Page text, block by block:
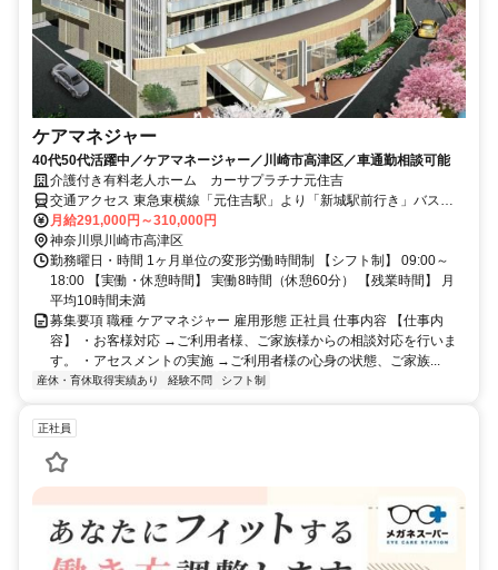
ケアマネジャー
40代50代活躍中／ケアマネージャー／川崎市高津区／車通勤相談可能
介護付き有料老人ホーム カーサプラチナ元住吉
交通アクセス 東急東横線「元住吉駅」より「新城駅前行き」バスで
約5分 「井田営業所前」バス停下車徒歩3分 ※自転車、バイク通勤も
可能です。
月給291,000円～310,000円
神奈川県川崎市高津区
勤務曜日・時間 1ヶ月単位の変形労働時間制 【シフト制】 09:00～
18:00 【実働・休憩時間】 実働8時間（休憩60分） 【残業時間】 月
平均10時間未満
募集要項 職種 ケアマネジャー 雇用形態 正社員 仕事内容 【仕事内
容】 ・お客様対応 →ご利用者様、ご家族様からの相談対応を行いま
す。 ・アセスメントの実施 →ご利用者様の心身の状態、ご家族...
産休・育休取得実績あり 経験不問 シフト制
正社員